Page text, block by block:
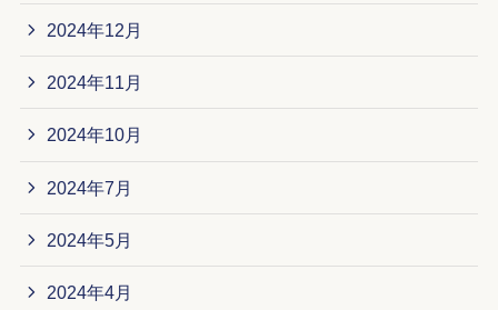
2024年12月
2024年11月
2024年10月
2024年7月
2024年5月
2024年4月